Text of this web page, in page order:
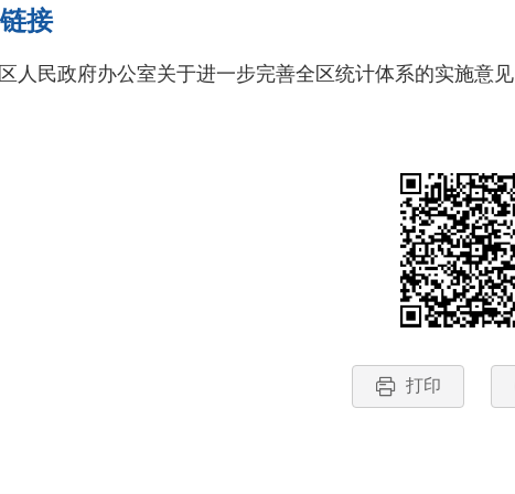
接
人民政府办公室关于进一步完善全区统计体系的实施意见
打印